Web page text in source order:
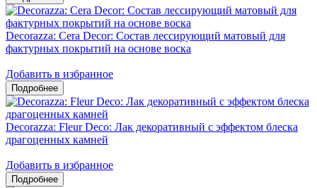
Decorazza: Cera Decor: Состав лессирующий матовый для
фактурных покрытий на основе воска
Добавить в избранное
Decorazza: Fleur Deco: Лак декоративный с эффектом блеска
драгоценных камней
Добавить в избранное